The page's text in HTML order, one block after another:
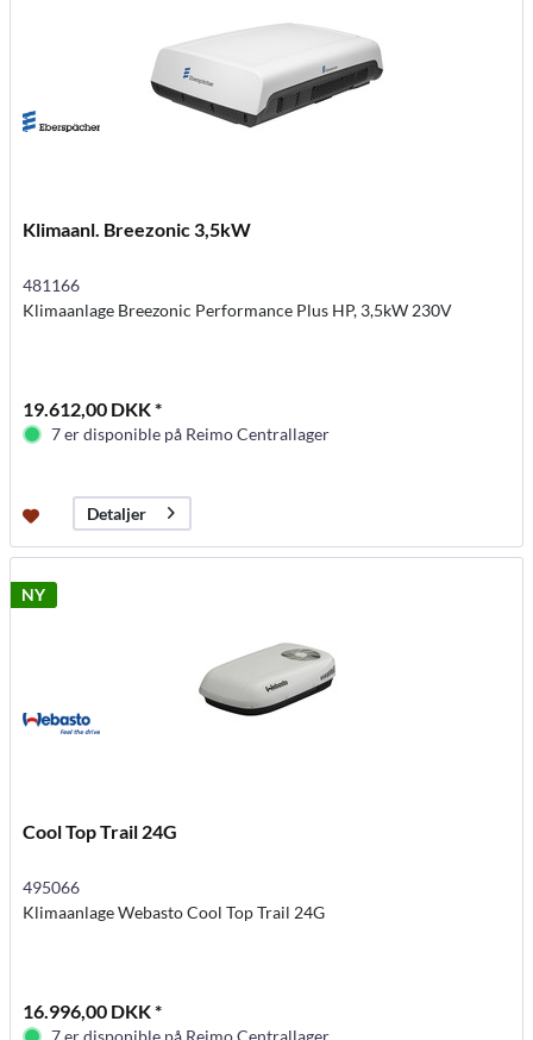
Klimaanl. Breezonic 3,5kW
481166
Klimaanlage Breezonic Performance Plus HP, 3,5kW 230V
19.612,00 DKK *
7 er disponible på Reimo Centrallager
Detaljer
NY
Cool Top Trail 24G
495066
Klimaanlage Webasto Cool Top Trail 24G
16.996,00 DKK *